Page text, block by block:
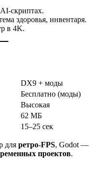
скриптах.
здоровья, инвентаря.
в 4K.
DX9 + моды
Бесплатно (моды)
Высокая
62 МБ
15–25 сек
для ретро-FPS, Godot —
проектов.